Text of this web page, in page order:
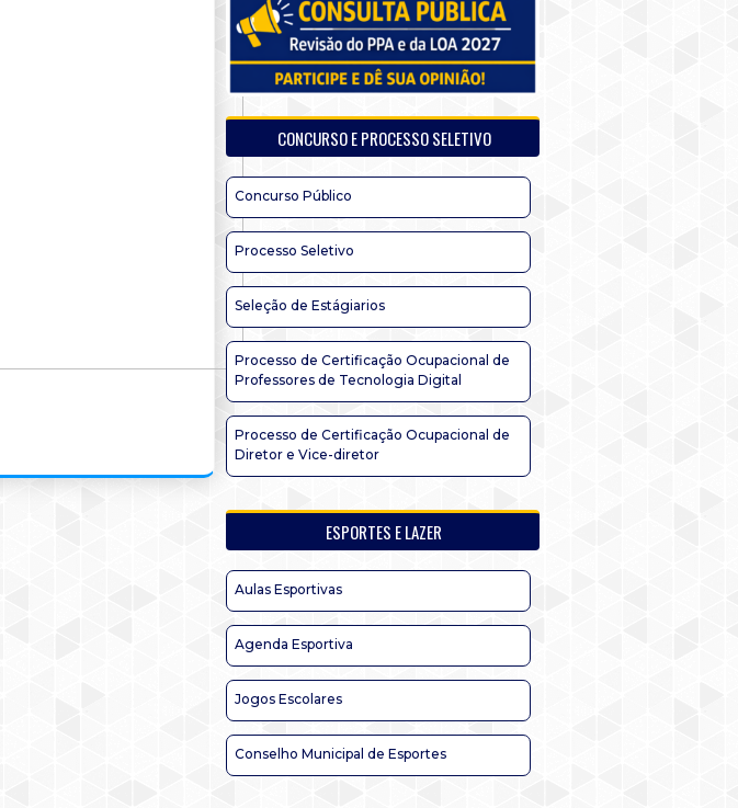
CONCURSO E PROCESSO SELETIVO
Concurso Público
Processo Seletivo
Seleção de Estágiarios
Processo de Certificação Ocupacional de
Professores de Tecnologia Digital
Processo de Certificação Ocupacional de
Diretor e Vice-diretor
ESPORTES E LAZER
Aulas Esportivas
Agenda Esportiva
Jogos Escolares
Conselho Municipal de Esportes